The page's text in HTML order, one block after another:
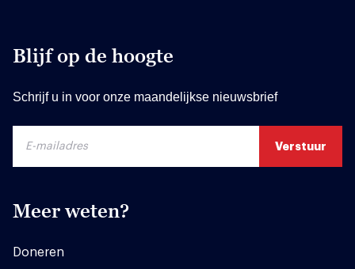
Blijf op de hoogte
Schrijf u in voor onze maandelijkse nieuwsbrief
Meer weten?
Doneren